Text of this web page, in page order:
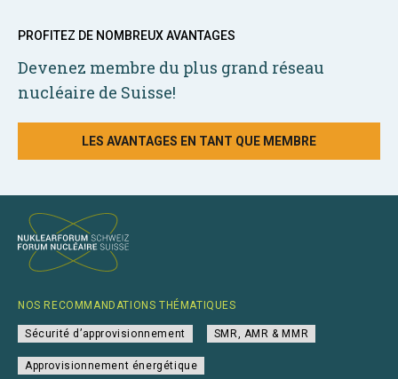
PROFITEZ DE NOMBREUX AVANTAGES
Devenez membre du plus grand réseau
nucléaire de Suisse!
LES AVANTAGES EN TANT QUE MEMBRE
NOS RECOMMANDATIONS THÉMATIQUES
Sécurité d’approvisionnement SMR, AMR & MMR
Approvisionnement énergétique